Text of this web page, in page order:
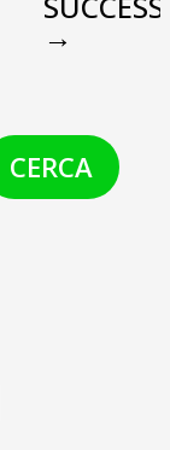
→
CERCA